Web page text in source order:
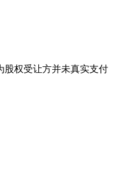
股权受让方并未真实支付